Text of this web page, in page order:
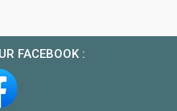
FACEBOOK :